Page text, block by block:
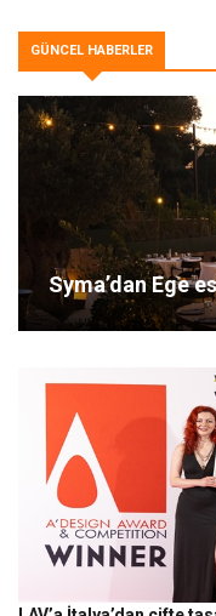
GÜNCEL HABERLER
Syma’dan Ege